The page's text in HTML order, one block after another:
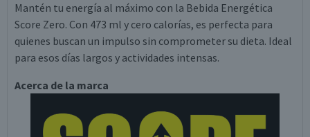
Mantén tu energía al máximo con la Bebida Energética
Score Zero. Con 473 ml y cero calorías, es perfecta para
quienes buscan un impulso sin comprometer su dieta. Ideal
para esos días largos y actividades intensas.
Acerca de la marca